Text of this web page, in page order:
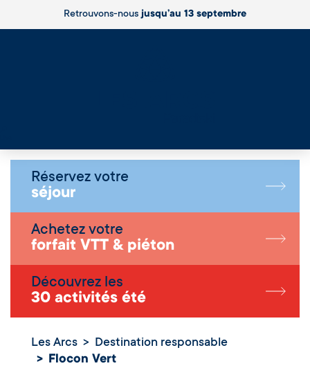
Retrouvons-nousjusqu’au 13 septembre
Réservez votre
séjour
Achetez votre
forfait VTT & piéton
Découvrez les
30 activités été
Les Arcs
Destination responsable
Flocon Vert